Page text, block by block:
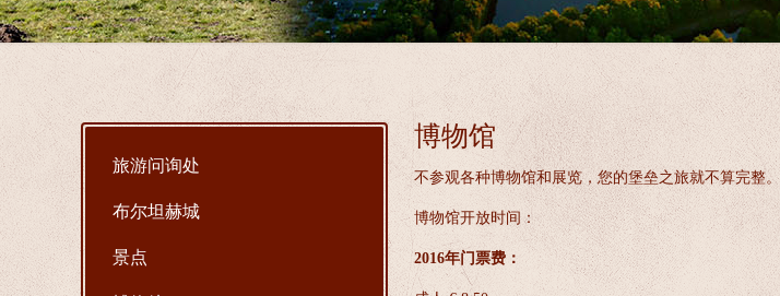
旅游问询处
布尔坦赫城
景点
博物馆
不参观各种博物馆和展览，您的堡垒之旅就不算完整
博物馆开放时间：
2016年门票费：